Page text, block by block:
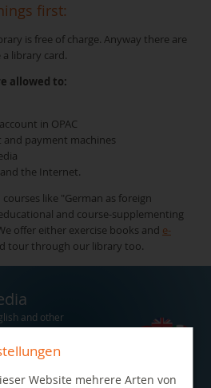
first:
is free of charge. Anyway there are
library card.
allowed to:
in OPAC
and payment machines
the Internet.
like "German as foreign
and course-supplementing
offer either exercise books and e-
tour through our library too.
and other
of the
Website mehrere Arten von